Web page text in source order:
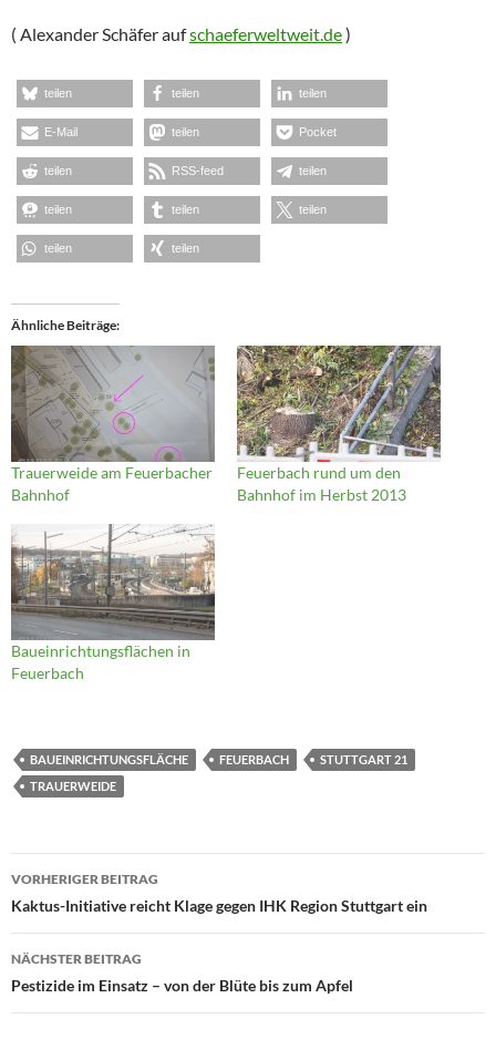
( Alexander Schäfer aufschaeferweltweit.de)
teilen teilen teilen
E-Mail teilen Pocket
teilen RSS-feed teilen
teilen teilen teilen
teilen teilen
Ähnliche Beiträge
Trauerweide am Feuerbacher
Bahnhof
Feuerbach rund um den
Bahnhof im Herbst 2013
Baueinrichtungsflächen in
Feuerbach
BAUEINRICHTUNGSFLÄCHE FEUERBACH
STUTTGART 21
TRAUERWEIDE
Beitragsnavigation
VORHERIGER BEITRAG
Kaktus-Initiative reicht Klage gegen IHK Region Stuttgart ein
NÄCHSTER BEITRAG
Pestizide im Einsatz – von der Blüte bis zum Apfel